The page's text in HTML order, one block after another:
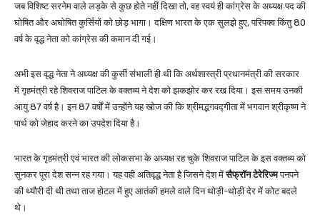
जब विशिष्ट सरनेम वाले लड़के से कुछ होते नहीं दिखा तो, वह स्वयं ही कांग्रेस के अध्यक्ष पद की
घोषित और अघोषित कुर्सियों को छोड़ भागा। दक्षिण भारत के एक सुलझे हुए, परिपक्व किंतु 80
वर्ष के वृद्ध नेता को कांग्रेस की कमान दी गई।
अभी इस वृद्ध नेता ने अध्यक्ष की कुर्सी संभाली ही थी कि अर्थशास्त्री प्रधानमंत्री की सरकार
में गृहमंत्री रहे शिवराज पाटिल के वक्तव्य ने देश को झकझोर कर रख दिया। इस समय उनकी
आयु 87 वर्ष है। इन 87 वर्षों में उन्होंने यह खोज की कि श्रीमद्भगवद्गीता में भगवान श्रीकृष्ण ने
पार्थ को जेहाद करने का उपदेश दिया है।
भारत के गृहमंत्री एवं भारत की लोकसभा के अध्यक्ष रह चुके शिवराज पाटिल के इस वक्तव्य को
सुनकर पूरा देश सन्न रह गया। यह वही अतिवृद्ध नेता है जिसने देश मेंसैफ्रॉन टेरेरिज्मपनपने
की थ्यौरी दी थी तथा ताज होटल में हुए आतंकी हमले वाले दिन थोड़ी-थोड़ी देर में कोट बदले
थे।